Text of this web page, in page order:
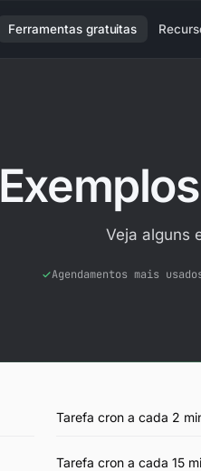
Ferramentas gratuitas
Veja alguns
Agendamentos mais
Tarefa cron a cada 2
Tarefa cron a cada 15